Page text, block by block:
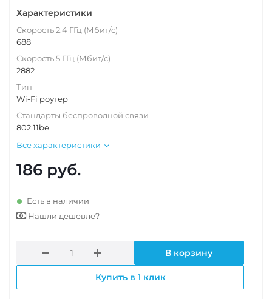
Характеристики
Скорость 2.4 ГГц (Мбит/с)
688
Скорость 5 ГГц (Мбит/с)
2882
Тип
Wi-Fi роутер
Стандарты беспроводной связи
802.11be
Все характеристики
186 руб.
Есть в наличии
Нашли дешевле?
В корзину
Купить в 1 клик